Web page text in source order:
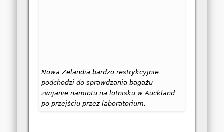
Nowa Zelandia bardzo restrykcyjnie
podchodzi do sprawdzania bagażu –
zwijanie namiotu na lotnisku w Auckland
po przejściu przez laboratorium.